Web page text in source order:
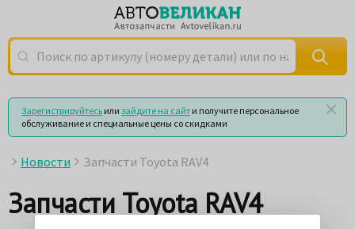
Поиск по артикулу (номеру детали) или по названию
Зарегистрируйтесь или зайдите на сайт и получите персональное
обслуживание и специальные цены со скидками
Новости Запчасти Toyota RAV4
Запчасти Toyota RAV4